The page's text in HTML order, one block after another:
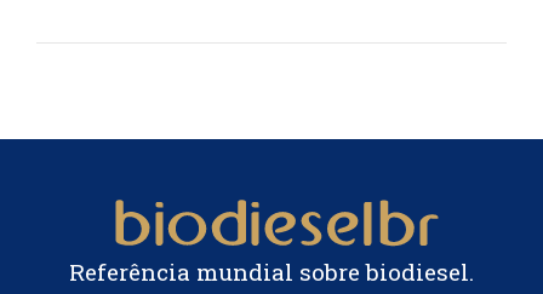
Referência mundial sobre biodiesel.